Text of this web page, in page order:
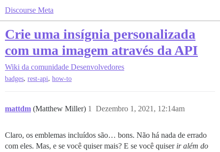
Discourse Meta
Crie uma insígnia personalizada
com uma imagem através da API
Wiki da comunidade Desenvolvedores
badges, rest-api, how-to
mattdm (Matthew Miller) Dezembro 1, 2021, 12:14am
1
Claro, os emblemas incluídos são… bons. Não há nada de errado
com eles. Mas, e se você quiser mais? E se você quiser ir além do